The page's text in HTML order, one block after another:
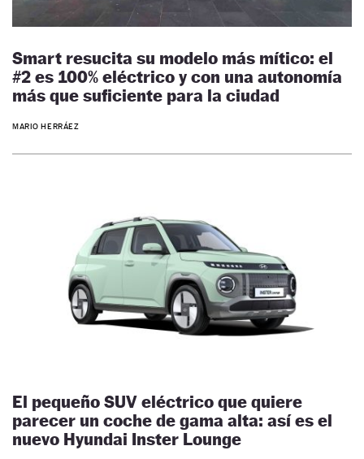
Smart resucita su modelo más mítico: el
#2 es 100% eléctrico y con una autonomía
más que suficiente para la ciudad
MARIO HERRÁEZ
El pequeño SUV eléctrico que quiere
parecer un coche de gama alta: así es el
nuevo Hyundai Inster Lounge